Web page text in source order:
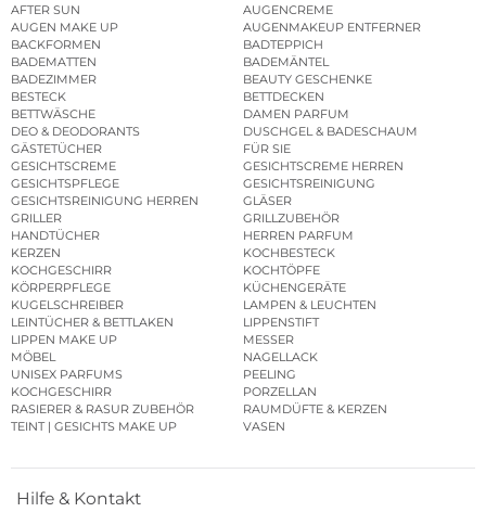
AFTER SUN
AUGENCREME
AUGEN MAKE UP
AUGENMAKEUP ENTFERNER
BACKFORMEN
BADTEPPICH
BADEMATTEN
BADEMÄNTEL
BADEZIMMER
BEAUTY GESCHENKE
BESTECK
BETTDECKEN
BETTWÄSCHE
DAMEN PARFUM
DEO & DEODORANTS
DUSCHGEL & BADESCHAUM
GÄSTETÜCHER
FÜR SIE
GESICHTSCREME
GESICHTSCREME HERREN
GESICHTSPFLEGE
GESICHTSREINIGUNG
GESICHTSREINIGUNG HERREN
GLÄSER
GRILLER
GRILLZUBEHÖR
HANDTÜCHER
HERREN PARFUM
KERZEN
KOCHBESTECK
KOCHGESCHIRR
KOCHTÖPFE
KÖRPERPFLEGE
KÜCHENGERÄTE
KUGELSCHREIBER
LAMPEN & LEUCHTEN
LEINTÜCHER & BETTLAKEN
LIPPENSTIFT
LIPPEN MAKE UP
MESSER
MÖBEL
NAGELLACK
UNISEX PARFUMS
PEELING
KOCHGESCHIRR
PORZELLAN
RASIERER & RASUR ZUBEHÖR
RAUMDÜFTE & KERZEN
TEINT | GESICHTS MAKE UP
VASEN
Hilfe & Kontakt